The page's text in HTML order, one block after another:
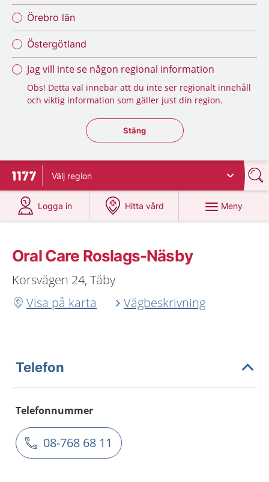
Örebro län
Östergötland
Jag vill inte se någon regional information
Obs! Detta val innebär att du inte ser regionalt innehåll
och viktig information som gäller just din region.
Stäng regionsväljaren
Stäng
Till startsidan för 1177
Välj region
Logga in
på 1177.se
Hitta vård
på 1177.se
Meny
Oral Care Roslags-Näsby
Korsvägen 24, Täby
Visa på karta
Vägbeskrivning
Telefon
Telefonnummer
08-768 68 11